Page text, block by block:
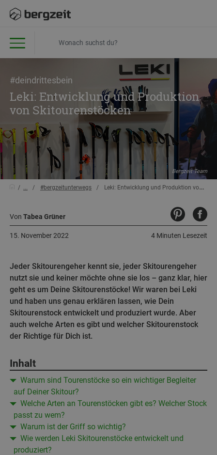
#deindrittesbein
Leki: Entwicklung und Produktion
von Skitourenstöcken
Bergzeit Team
... #bergzeitunterwegs Leki: Entwicklung und Produktion von Skitourenstöcken
Von Tabea Grüner
4 Minuten Lesezeit
15. November 2022
Jeder Skitourengeher kennt sie, jeder Skitourengeher
nutzt sie und keiner möchte ohne sie los – ganz klar, hier
geht es um Deine Skitourenstöcke! Wir waren bei Leki
und haben uns genau erklären lassen, wie Dein
Skitourenstock entwickelt und produziert wurde. Aber
auch welche Arten es gibt und welcher Skitourenstock
der Richtige für Dich ist.
Inhalt
Warum sind Tourenstöcke so ein wichtiger Begleiter
auf Deiner Skitour?
Welche Arten an Tourenstöcken gibt es? Welcher Stock
passt zu wem?
Warum ist der Griff so wichtig?
Wie werden Leki Skitourenstöcke entwickelt und
produziert?